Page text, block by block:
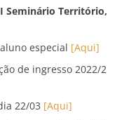
I Seminário Território,
especial [Aqui]
de ingresso 2022/2
22/03 [Aqui]